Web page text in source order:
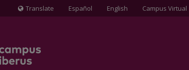
Icona
Translate Español English Campus Virtual